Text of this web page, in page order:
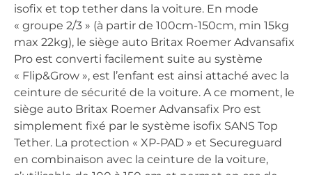
isofix et top tether dans la voiture. En mode
« groupe 2/3 » (à partir de 100cm-150cm, min 15kg
max 22kg), le siège auto Britax Roemer Advansafix
Pro est converti facilement suite au système
« Flip&Grow », est l’enfant est ainsi attaché avec la
ceinture de sécurité de la voiture. A ce moment, le
siège auto Britax Roemer Advansafix Pro est
simplement fixé par le système isofix SANS Top
Tether. La protection « XP-PAD » et Secureguard
en combinaison avec la ceinture de la voiture,